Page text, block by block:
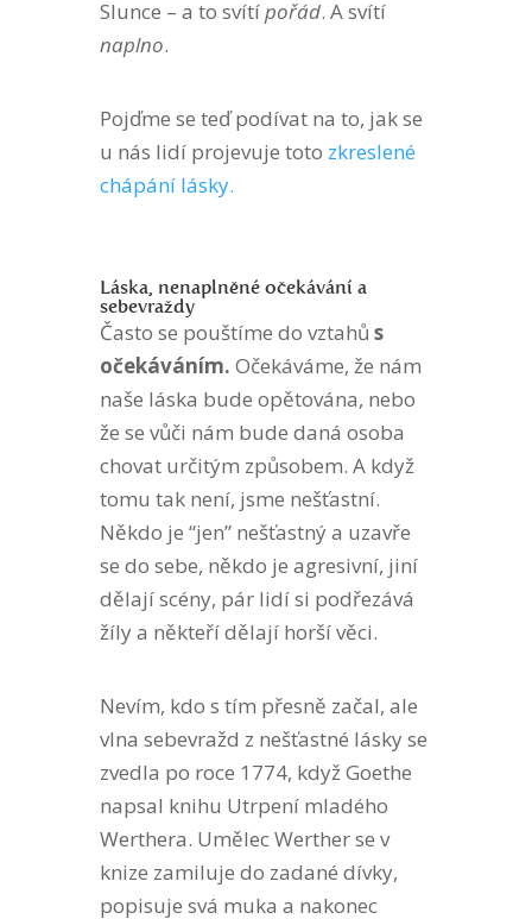
Slunce – a to svítípořád. A svítí
naplno.
Pojďme se teď podívat na to, jak se
u nás lidí projevuje toto zkreslené
chápání lásky.
Láska, nenaplněné očekávání a
sebevraždy
Často se pouštíme do vztahů s
očekáváním. Očekáváme, že nám
naše láska bude opětována, nebo
že se vůči nám bude daná osoba
chovat určitým způsobem. A když
tomu tak není, jsme nešťastní.
Někdo je “jen” nešťastný a uzavře
se do sebe, někdo je agresivní, jiní
dělají scény, pár lidí si podřezává
žíly a někteří dělají horší věci.
Nevím, kdo s tím přesně začal, ale
vlna sebevražd z nešťastné lásky se
zvedla po roce 1774, když Goethe
napsal knihu Utrpení mladého
Werthera. Umělec Werther se v
knize zamiluje do zadané dívky,
popisuje svá muka a nakonec